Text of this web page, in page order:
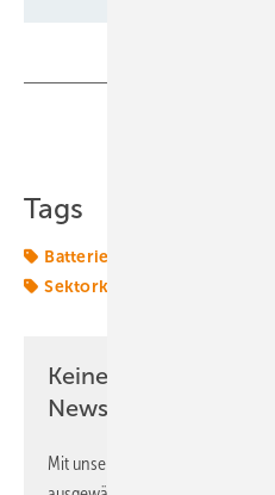
Tags
Batterie
Sektorkopplung
Keine Zeit? Kein
Newsletter!
Mit unserem Newsletter erhalten